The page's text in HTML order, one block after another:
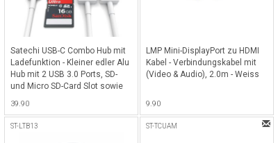
Satechi USB-C Combo Hub mit
Ladefunktion - Kleiner edler Alu
Hub mit 2 USB 3.0 Ports, SD-
und Micro SD-Card Slot sowie
39.90
LMP Mini-DisplayPort zu HDMI
Kabel - Verbindungskabel mit
(Video & Audio), 2.0m - Weiss
9.90
ST-LTB13 ST-TCUAM